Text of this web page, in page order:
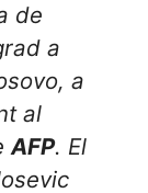
de
a
a
al
AFP. El